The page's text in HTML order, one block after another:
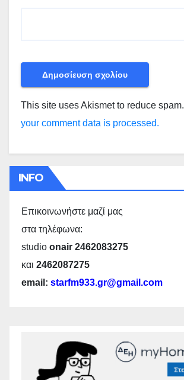
This site uses Akismet to reduce spam.
your comment data is processed.
INFO
Επικοινωνήστε μαζί μας
στα τηλέφωνα:
studio onair 2462083275
και 2462087275
email: starfm933.gr@gmail.com